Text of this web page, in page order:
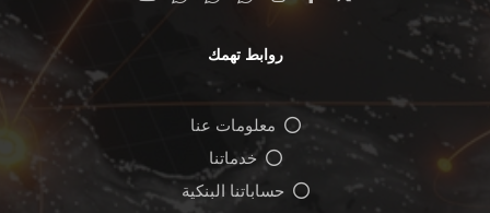
روابط تهمك
معلومات عنا
خدماتنا
حساباتنا البنكية